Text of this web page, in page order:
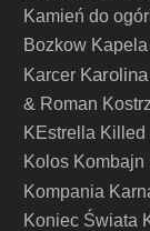
Kamień do
Bozkow
Karcer
& Roman
KEstrella Killed
Kolos Kombajn
Kompania
Koniec Świata